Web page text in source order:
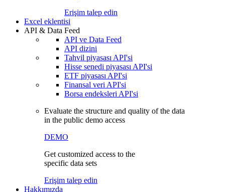
Erişim talep edin
Excel eklentisi
API & Data Feed
API ve Data Feed
API dizini
Tahvil piyasası API'si
Hisse senedi piyasası API'si
ETF piyasası API'si
Finansal veri API'si
Borsa endeksleri API'si
Evaluate the structure and quality of the data
in the public demo access
DEMO
Get customized access to the
specific data sets
Erişim talep edin
Hakkımızda